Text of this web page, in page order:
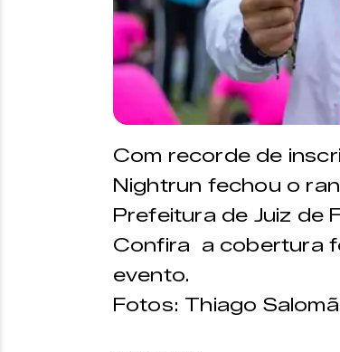
Com recorde de
Nightrun fechou o
Prefeitura de Juiz de
Confira a cobertura
evento.
Fotos: Thiago